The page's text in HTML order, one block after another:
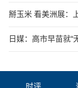
掰玉米 看美洲展：
日媒：高市早苗就“
时评